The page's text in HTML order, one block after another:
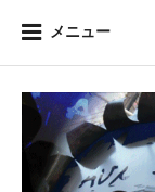
メニュー